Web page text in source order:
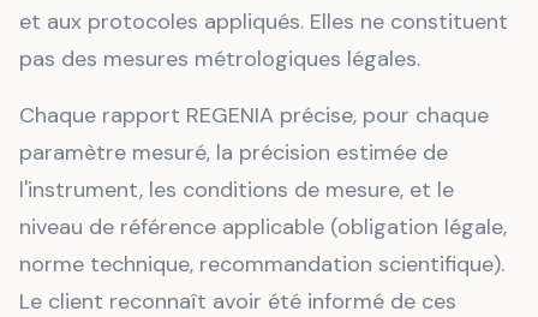
et aux protocoles appliqués. Elles ne constituent
pas des mesures métrologiques légales.
Chaque rapport REGENIA précise, pour chaque
paramètre mesuré, la précision estimée de
l'instrument, les conditions de mesure, et le
niveau de référence applicable (obligation légale,
norme technique, recommandation scientifique).
Le client reconnaît avoir été informé de ces